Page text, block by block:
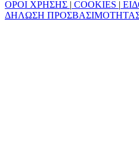
ΟΡΟΙ ΧΡΗΣΗΣ | COOKIES |
ΔΗΛΩΣΗ